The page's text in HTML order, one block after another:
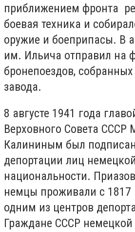
приближением фронта
боевая техника и
оружие и боеприпасы. В
им. Ильича отправил на
бронепоездов,
завода.
8 августе 1941 года
Верховного Совета СССР
Калининым был
депортации лиц немецкой
национальности.
немцы проживали с 1817
одним из центров
Граждане СССР немецкой